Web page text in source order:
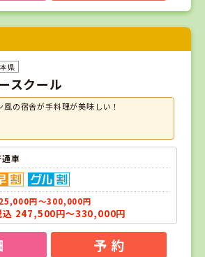
県
スクール
風の宿舎が手料理が美味しい！
通車
円～300,000円
込 247,500円～330,000円
予 約